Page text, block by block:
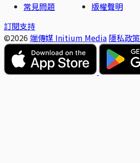
常見問題
版權聲明
訂閱支持
©2026 端傳媒 Initium Media 隱私政策